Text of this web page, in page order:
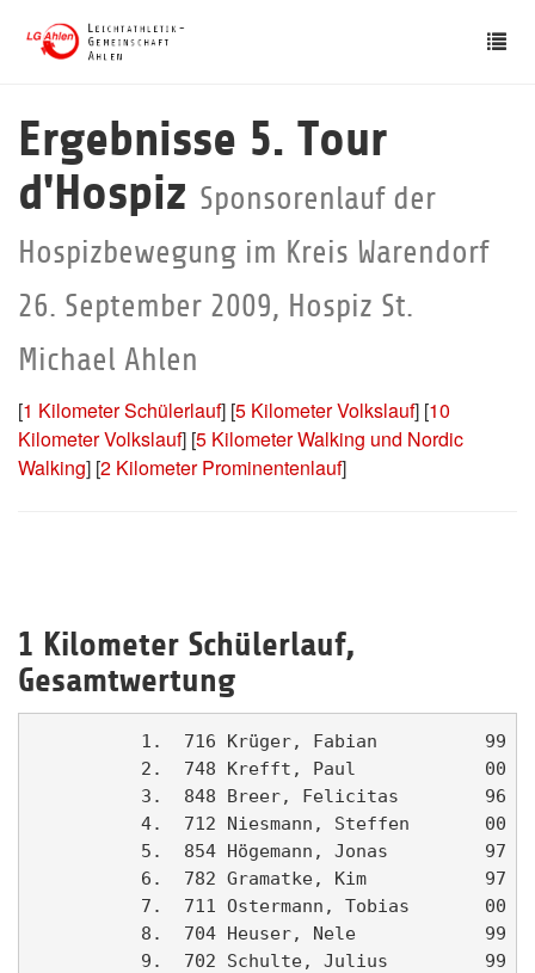
Ergebnisse 5. Tour
d'Hospiz Sponsorenlauf der
Hospizbewegung im Kreis Warendorf
26. September 2009, Hospiz St.
Michael Ahlen
[1 Kilometer Schülerlauf] [5 Kilometer Volkslauf] [10
Kilometer Volkslauf] [5 Kilometer Walking und Nordic
Walking] [2 Kilometer Prominentenlauf]
1 Kilometer Schülerlauf,
Gesamtwertung
1.  716 Krüger, Fabian
2.  748 Krefft, Paul
3.  848 Breer, Felicitas        96
4.  712 Niesmann, Steffen
5.  854 Högemann, Jonas
6.  782 Gramatke, Kim           97
7.  711 Ostermann, Tobias
8.  704 Heuser, Nele            99
9.  702 Schulte, Julius